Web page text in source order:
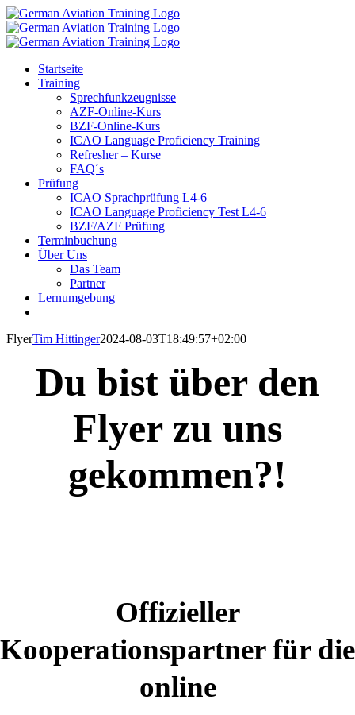
Zum
Inhalt
springen
Startseite
Training
Sprechfunkzeugnisse
AZF-Online-Kurs
BZF-Online-Kurs
ICAO Language Proficiency Training
Refresher – Kurse
FAQ´s
Prüfung
ICAO Sprachprüfung L4-6
ICAO Language Proficiency Test L4-6
BZF/AZF Prüfung
Terminbuchung
Über Uns
Das Team
Partner
Lernumgebung
FlyerTim Hittinger2024-08-03T18:49:57+02:00
Du bist über den
Flyer zu uns
gekommen?!
Offizieller
Kooperationspartner für die
online